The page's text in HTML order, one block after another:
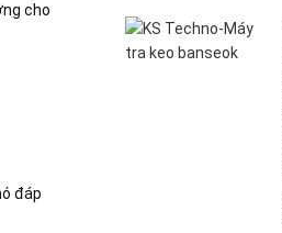
cho
đáp